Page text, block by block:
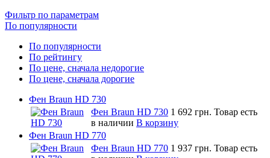
Фильтр по параметрам
По популярности
По популярности
По рейтингу
По цене, сначала недорогие
По цене, сначала дорогие
Фен Braun HD 730
Фен Braun HD 730 1 692 грн. Товар есть
в наличии В корзину
Фен Braun HD 770
Фен Braun HD 770 1 937 грн. Товар есть